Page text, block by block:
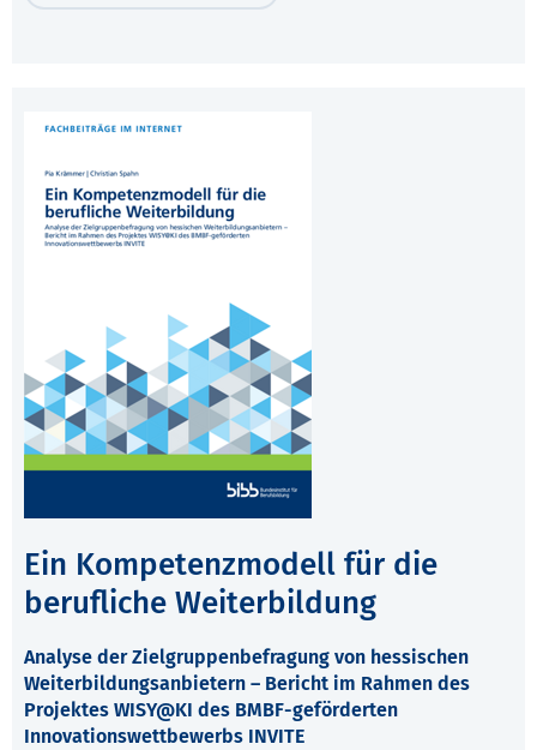
Ein Kompetenzmodell für die
berufliche Weiterbildung
Analyse der Zielgruppenbefragung von hessischen
Weiterbildungsanbietern – Bericht im Rahmen des
Projektes WISY@KI des BMBF-geförderten
Innovationswettbewerbs INVITE